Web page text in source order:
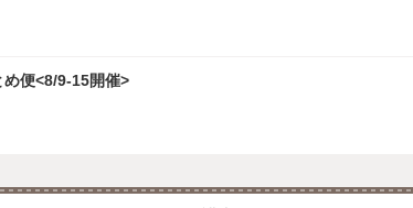
め便<8/9-15開催>